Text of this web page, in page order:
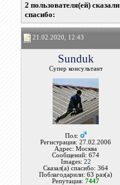
2 пользователя(ей) сказали
cпасибо:
21.02.2020, 12:43
Sunduk
Супер консультант
Пол:
Регистрация: 27.02.2006
Адрес: Москва
Сообщений: 674
Images: 22
Сказал(а) спасибо: 364
Поблагодарили: 63 раз(а)
Репутация:7447